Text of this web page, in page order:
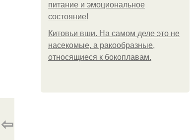
питание и эмоциональное
состояние!
Китовьи вши. На самом деле это не
насекомые, а ракообразные,
относящиеся к бокоплавам.
⇦